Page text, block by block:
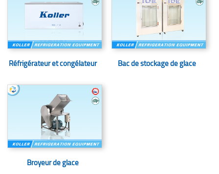
Réfrigérateur et congélateur Bac de stockage de glace
Broyeur de glace